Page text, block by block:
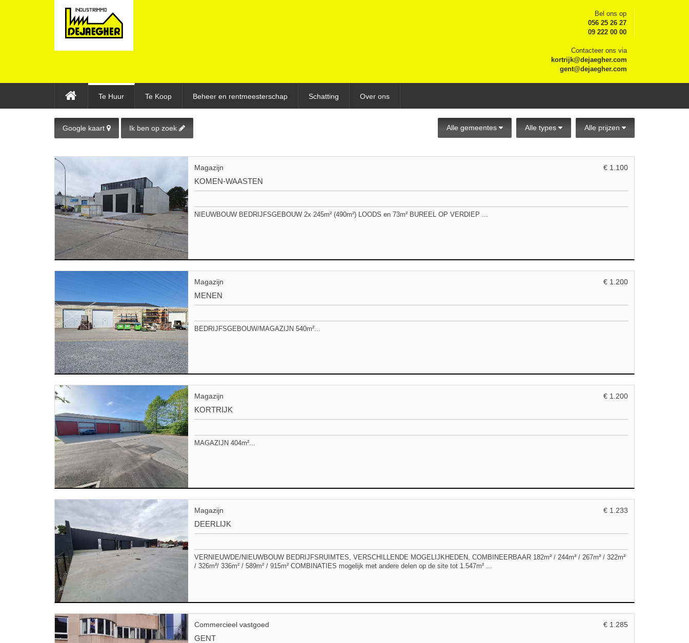
Bel ons op
056 25 26 27
09 222 00 00
Contacteer ons via
kortrijk@dejaegher.com
gent@dejaegher.com
Te Huur Te Koop Beheer en rentmeesterschap Schatting Over ons
Google kaart Ik ben op zoek Alle gemeentes Alle types Alle prijzen
Magazijn € 1.100
KOMEN-WAASTEN
NIEUWBOUW BEDRIJFSGEBOUW 2x 245m² (490m²) LOODS en 73m² BUREEL OP VERDIEP ...
Magazijn € 1.200
MENEN
BEDRIJFSGEBOUW/MAGAZIJN 540m²...
Magazijn € 1.200
KORTRIJK
MAGAZIJN 404m²...
Magazijn € 1.233
DEERLIJK
VERNIEUWDE/NIEUWBOUW BEDRIJFSRUIMTES, VERSCHILLENDE MOGELIJKHEDEN, COMBINEERBAAR 182m² / 244m² / 267m² / 322m²
/ 326m²/ 336m² / 589m² / 915m² COMBINATIES mogelijk met andere delen op de site tot 1.547m² ...
Commercieel vastgoed € 1.285
GENT